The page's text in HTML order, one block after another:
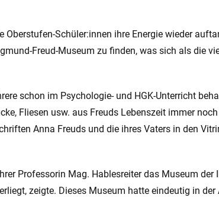
Oberstufen-Schüler:innen ihre Energie wieder
Freud-Museum zu finden, was sich als die
schon im Psychologie- und HGK-Unterricht
Fliesen usw. aus Freuds Lebenszeit immer
Anna Freuds und die ihres Vaters in den
Professorin Mag. Hablesreiter das Museum
zeigte. Dieses Museum hatte eindeutig in